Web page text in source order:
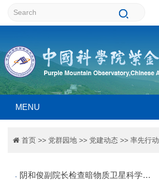
MENU
首页 >> 党群园地 >> 党建动态 >> 率先行动
阴和俊副院长检查暗物质卫星科学应用系统任务执行准备情况